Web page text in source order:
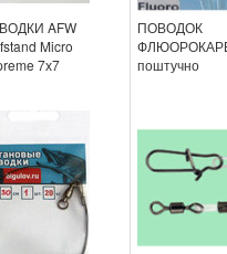
AFW
Micro
7х7
ПОВОДОК
поштучно